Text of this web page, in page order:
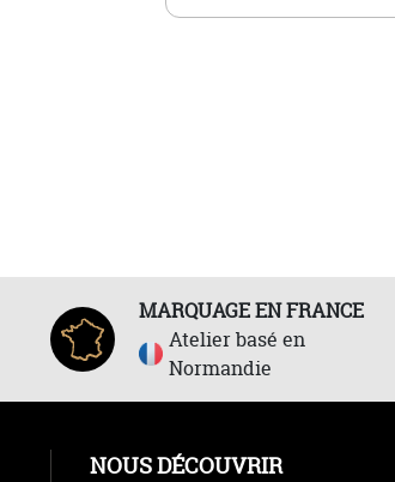
MARQUAGE EN FRANCE
Atelier basé en
Normandie
NOUS DÉCOUVRIR